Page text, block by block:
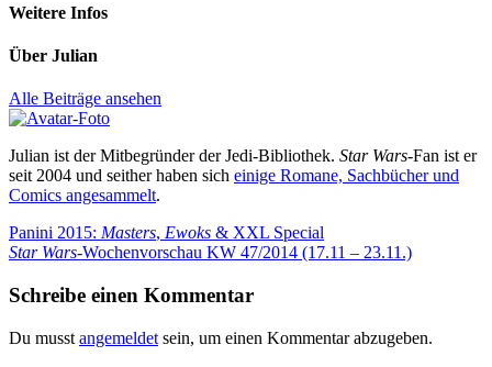
Weitere Infos
Über Julian
Alle Beiträge ansehen
Julian ist der Mitbegründer der Jedi-Bibliothek. Star Wars-Fan ist er
seit 2004 und seither haben sich einige Romane, Sachbücher und
Comics angesammelt.
Beitragsnavigation
Vorheriger
Beitrag:
Panini 2015: Masters, Ewoks & XXL Special
Nächster
Star Wars-Wochenvorschau KW 47/2014 (17.11 – 23.11.)
Schreibe einen Kommentar
Du musst angemeldet sein, um einen Kommentar abzugeben.